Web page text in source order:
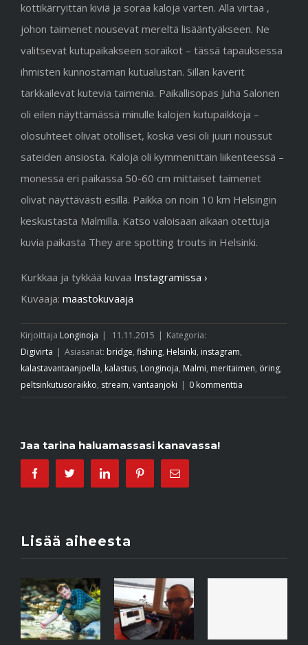
kottikärryittän kiviä ja soraa kaloja varten. Alla virtaa ,
johon taimenet nousevat mereltä lisääntyäkseen. Ne
valitsevat kutupaikakseen soraikot – tässä tapauksessa
ihmisten kunnostaman kutualustan. Sillan kaverit
tarkkailevat kutevia taimenia. Paikallisopas Juha Salonen
oli eilen näyttämässä minulle kalojen kutupaikkoja –
olosuhteet olivat otolliset, koska vesi oli juuri noussut
sateiden ansiosta. Kaloja oli kymmenittäin liikenteessä –
monessa eri paikassa 50-60 cm mittaiset taimenet
olivat näyttävästi esillä. Paikka on noin 10 km Helsingin
keskustasta Malmilla. Katso valoisaan aikaan otettuja
kuvia paikasta They are spotting trouts in Helsinki.
Kurkkaa ja tykkää kuvaa Instagramissa ›
Kuvaaja: maastokuvaaja
Kirjoittaja Longinoja 11.11.2015
Kategoria:
Digivirta
Asiasanat: bridge, fishing, Helsinki, instagram,
kalastavantaanjoella, kalastus, Longinoja, Malmi, meritaimen, öring,
peltsinkutusoraikko, stream, vantaanjoki 0 kommenttia
Jaa tarina haluamassasi kanavassa!
FacebookTwitter Linkedin PinterestEmail
Lisää aiheesta